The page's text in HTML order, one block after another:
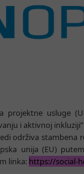
projektne usluge
i aktivnoj
održiva
unija (EU)
linka: https://social-